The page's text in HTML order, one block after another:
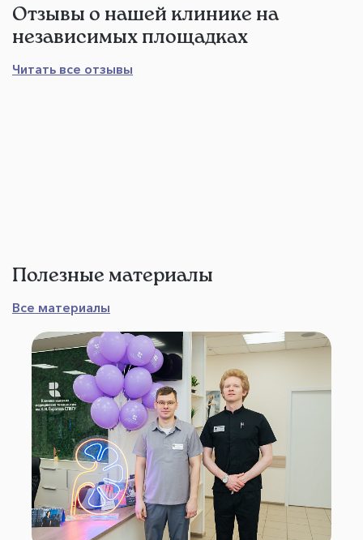
Отзывы о нашей клинике на
независимых площадках
Читать все отзывы
Полезные материалы
Все материалы